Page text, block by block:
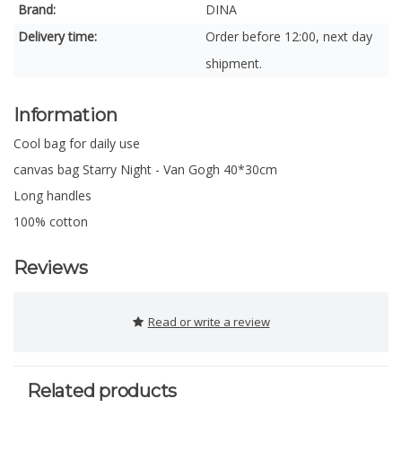
Brand:
DINA
Delivery time:
Order before 12:00, next day
shipment.
Information
Cool bag for daily use
canvas bag Starry Night - Van Gogh 40*30cm
Long handles
100% cotton
Reviews
Read or write a review
Related products